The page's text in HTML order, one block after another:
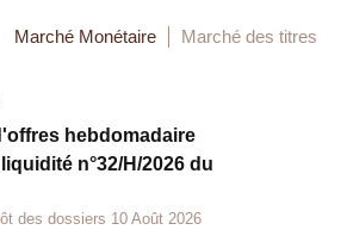
Marché Monétaire Marché des titres
hebdomadaire
n°32/H/2026 du
des dossiers 10 Août 2026